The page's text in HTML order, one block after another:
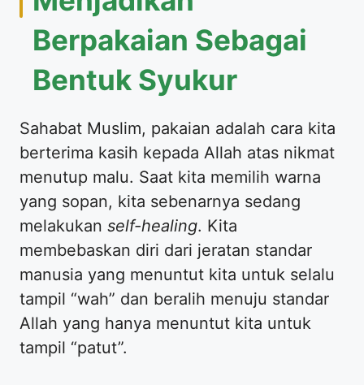
Berpakaian Sebagai
Bentuk Syukur
​Sahabat Muslim, pakaian adalah cara kita
berterima kasih kepada Allah atas nikmat
menutup malu. Saat kita memilih warna
yang sopan, kita sebenarnya sedang
melakukan self-healing. Kita
membebaskan diri dari jeratan standar
manusia yang menuntut kita untuk selalu
tampil “wah” dan beralih menuju standar
Allah yang hanya menuntut kita untuk
tampil “patut”.